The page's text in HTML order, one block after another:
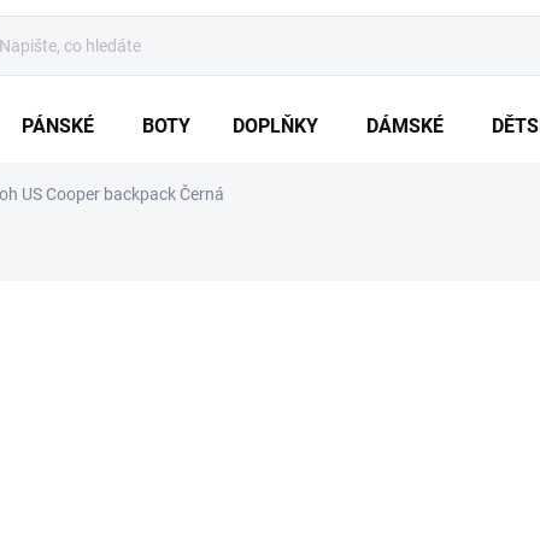
PÁNSKÉ BOTY DOPLŇKY DÁMSKÉ
US Cooper backpack Černá